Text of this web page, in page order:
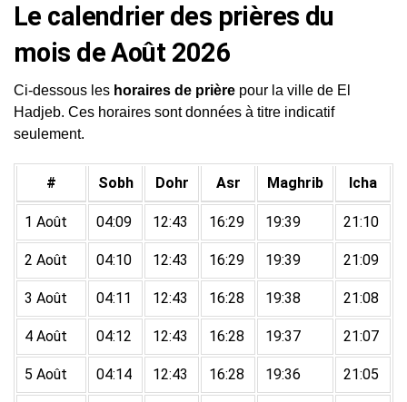
Le calendrier des prières du
mois de Août 2026
Ci-dessous les horaires de prière pour la ville de El
Hadjeb. Ces horaires sont données à titre indicatif
seulement.
# Sobh Dohr Asr Maghrib Icha
1 Août 04:09 12:43 16:29 19:39 21:10
2 Août 04:10 12:43 16:29 19:39 21:09
3 Août 04:11 12:43 16:28 19:38 21:08
4 Août 04:12 12:43 16:28 19:37 21:07
5 Août 04:14 12:43 16:28 19:36 21:05